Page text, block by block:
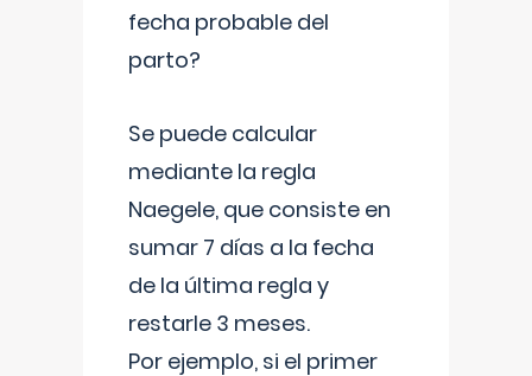
fecha probable del
parto?
Se puede calcular
mediante la regla
Naegele, que consiste en
sumar 7 días a la fecha
de la última regla y
restarle 3 meses.
Por ejemplo, si el primer